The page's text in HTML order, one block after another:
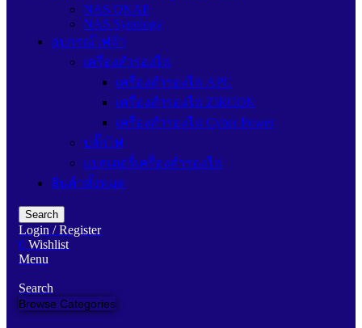
NAS QNAP
NAS Synology
อุปกรณ์ไฟฟ้า
เครื่องสำรองไฟ
เครื่องสำรองไฟ APC
เครื่องสำรองไฟ ZIRCON
เครื่องสำรองไฟ Cyber Power
ปลั๊กไฟ
แบตเตอรี่เครื่องสำรองไฟ
สินค้าทั้งหมด
Search
Login / Register
0 Wishlist
Menu
Search
Browse Categories